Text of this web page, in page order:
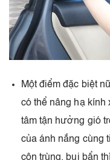
Một điểm đặc biệt
có thể nâng hạ kính
tâm tận hưởng gió
của ánh nắng cùng
côn trùng, bụi bẩn